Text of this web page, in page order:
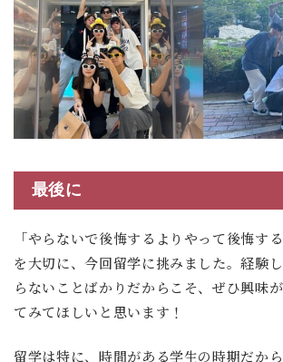
最後に
「やらないで後悔するよりやって後悔す
を大切に、今回留学に挑みました。経験
らないことばかりだからこそ、ぜひ興味
てみてほしいと思います！
留学は特に、時間がある学生の時期だか